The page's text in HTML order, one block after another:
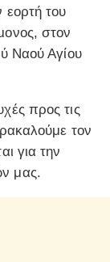
εορτή του
στον
Ναού Αγίου
προς τις
τον
για την
μας.